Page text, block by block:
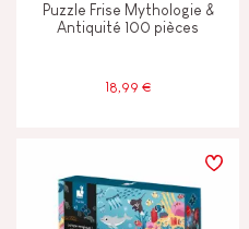
Puzzle Frise Mythologie &
Antiquité 100 pièces
18,99 €